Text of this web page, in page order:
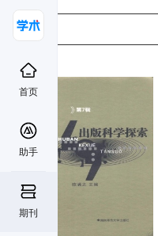
首页
助手
期刊